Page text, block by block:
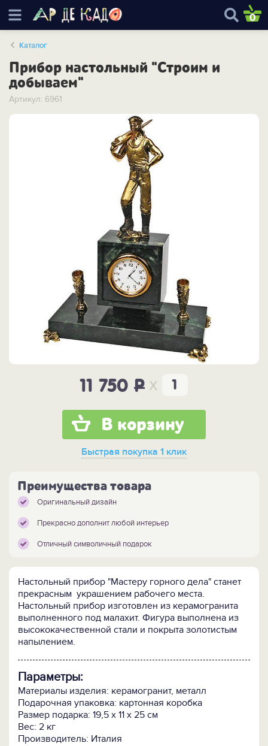
0
Каталог
Прибор настольный "Строим и
добываем"
Артикул: 6961
11 750 P x
В корзину
Быстрая покупка 1 клик
Преимущества товара
Оригинальный дизайн
Прекрасно дополнит любой интерьер
Отличный символичный подарок
Настольный прибор "Мастеру горного дела" станет
прекрасным украшением рабочего места.
Настольный прибор изготовлен из керамогранита
выполненного под малахит. Фигура выполнена из
высококачественной стали и покрыта золотистым
напылением.
Параметры:
Материалы изделия: керамогранит, металл
Подарочная упаковка: картонная коробка
Размер подарка: 19,5 х 11 х 25 см
Вес: 2 кг
Производитель: Италия